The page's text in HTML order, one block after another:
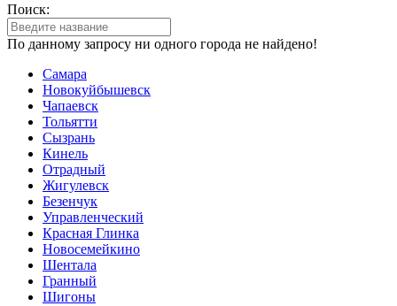
Поиск:
По данному запросу ни одного города не найдено!
Самара
Новокуйбышевск
Чапаевск
Тольятти
Сызрань
Кинель
Отрадный
Жигулевск
Безенчук
Управленческий
Красная Глинка
Новосемейкино
Шентала
Гранный
Шигоны